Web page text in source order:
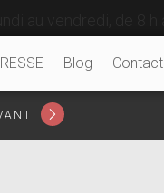
Blog Contact